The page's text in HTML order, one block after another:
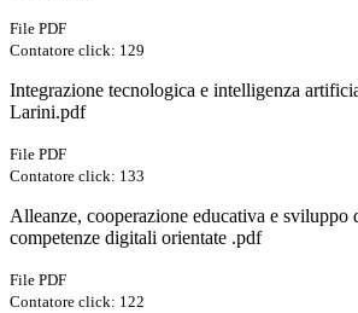
File PDF
Contatore click: 129
Integrazione tecnologica e intelligenza
Larini.pdf
File PDF
Contatore click: 133
Alleanze, cooperazione educativa e sviluppo
competenze digitali orientate .pdf
File PDF
Contatore click: 122